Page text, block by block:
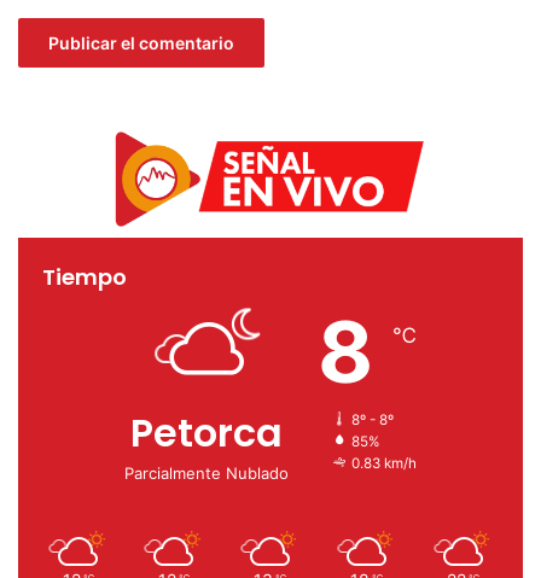
Tiempo
Petorca
Parcialmente Nublado
8 ℃
8º - 8º
85%
0.83 km/h